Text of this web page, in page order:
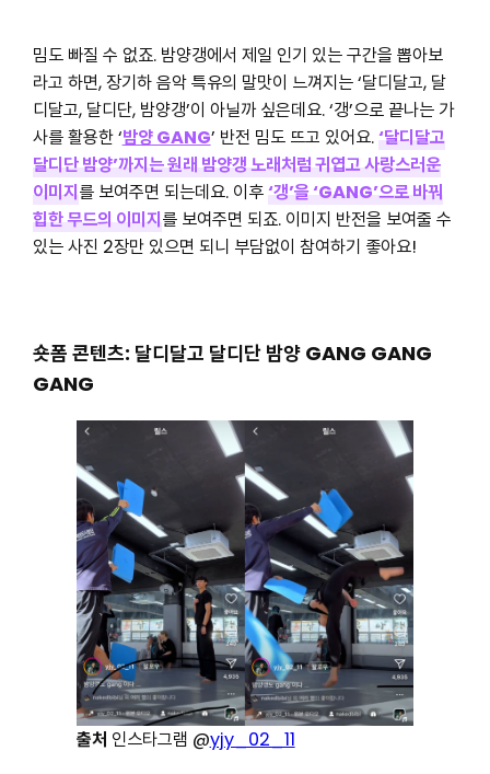
밈도 빠질 수 없죠. 밤양갱에서 제일 인기 있는 구간을 뽑아보
라고 하면, 장기하 음악 특유의 말맛이 느껴지는 ‘달디달고, 달
디달고, 달디단, 밤양갱’이 아닐까 싶은데요. ‘갱’으로 끝나는 가
사를 활용한 ‘밤양 GANG’ 반전 밈도 뜨고 있어요.‘달디달고
달디단 밤양’까지는 원래 밤양갱 노래처럼 귀엽고 사랑스러운
이미지를 보여주면 되는데요. 이후‘갱’을 ‘GANG’으로 바꿔
힙한 무드의 이미지를 보여주면 되죠. 이미지 반전을 보여줄 수
있는 사진 2장만 있으면 되니 부담없이 참여하기 좋아요!
숏폼 콘텐츠: 달디달고 달디단 밤양 GANG GANG
GANG
출처 인스타그램 @yjy_02_11